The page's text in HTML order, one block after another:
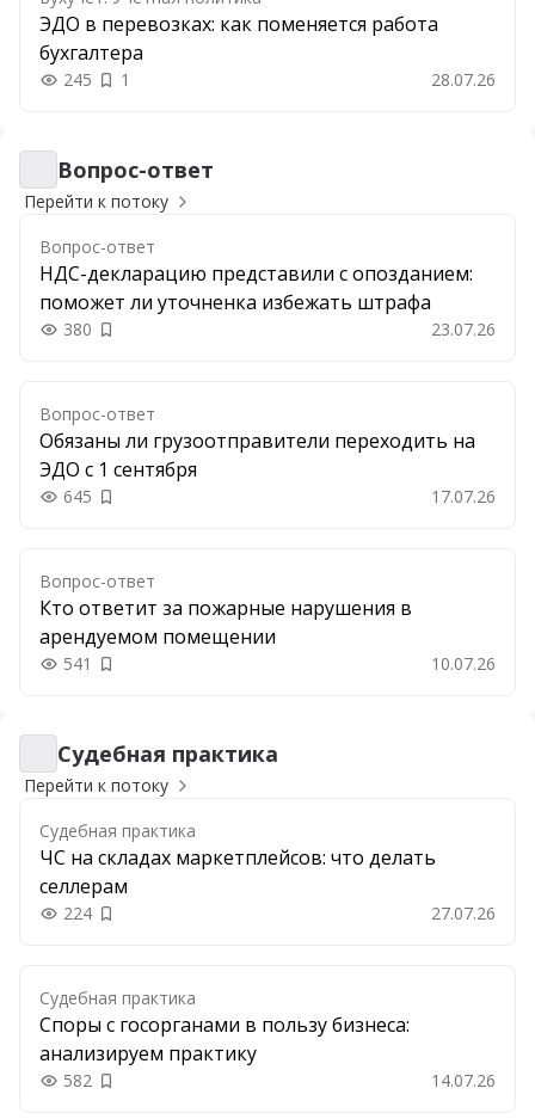
ЭДО в перевозках: как поменяется работа
бухгалтера
245 1 28.07.26
Вопрос-ответ
Вопрос-ответ
Перейти к потоку
Вопрос-ответ
НДС-декларацию представили с опозданием:
поможет ли уточненка избежать штрафа
380 Добавить в закладки 23.07.26
Вопрос-ответ
Обязаны ли грузоотправители переходить на
ЭДО с 1 сентября
645 Добавить в закладки 17.07.26
Вопрос-ответ
Кто ответит за пожарные нарушения в
арендуемом помещении
541 Добавить в закладки 10.07.26
Судебная практика
Судебная практика
Перейти к потоку
Судебная практика
ЧС на складах маркетплейсов: что делать
селлерам
224 Добавить в закладки 27.07.26
Судебная практика
Споры с госорганами в пользу бизнеса:
анализируем практику
582 Добавить в закладки 14.07.26